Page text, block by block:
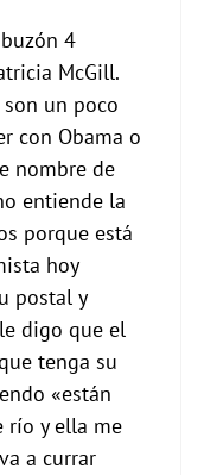
4
McGill.
un poco
con Obama o
nombre de
entiende la
porque está
hoy
postal y
digo que el
tenga su
«están
río y ella me
a currar